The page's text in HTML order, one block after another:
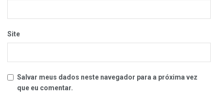
Site
Salvar meus dados neste navegador para a próxima vez
que eu comentar.